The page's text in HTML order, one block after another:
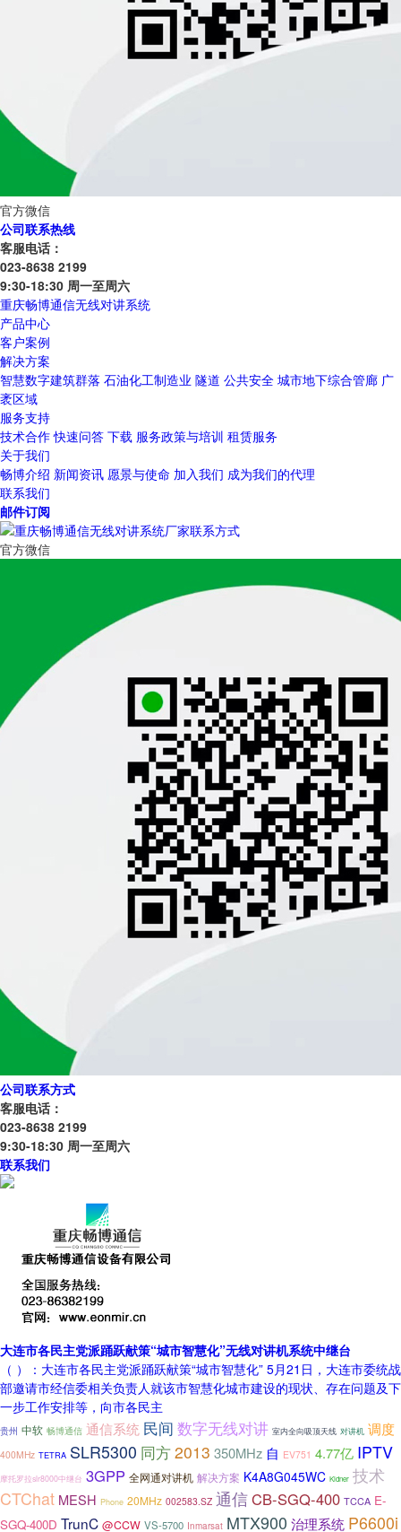
官方微信
公司联系热线
客服电话：
023-8638 2199
9:30-18:30 周一至周六
重庆畅博通信无线对讲系统
产品中心
客户案例
解决方案
智慧数字建筑群落 石油化工制造业 隧道 公共安全 城市地下综合管廊 广
袤区域
服务支持
技术合作 快速问答 下载 服务政策与培训 租赁服务
关于我们
畅博介绍 新闻资讯 愿景与使命 加入我们 成为我们的代理
联系我们
邮件订阅
官方微信
公司联系方式
客服电话：
023-8638 2199
9:30-18:30 周一至周六
联系我们
大连市各民主党派踊跃献策“城市智慧化”无线对讲机系统中继台
（ ）：大连市各民主党派踊跃献策“城市智慧化” 5月21日，大连市委统战
部邀请市经信委相关负责人就该市智慧化城市建设的现状、存在问题及下
一步工作安排等，向市各民主
贵州 中软 畅博通信 通信系统 民间 数字无线对讲 室内全向吸顶天线 对讲机 调度
400MHz TETRA SLR5300 同方2013 350MHz 自 EV751 4.77亿 IPTV
摩托罗拉slr8000中继台 3GPP 全网通对讲机 解决方案 K4A8G045WC Kidner 技术
CTChat MESH Phone 20MHz 002583.SZ 通信CB-SGQ-400 TCCA E-
SGQ-400D TrunC @CCW VS-5700 Inmarsat MTX900 治理系统 P6600i